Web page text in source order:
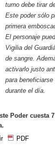
turno debe tirar
Este poder sólo
primera
El personaje
Vigilia del
de sangre.
activarlo justo
para
durante el día.
Poder cuesta
PDF